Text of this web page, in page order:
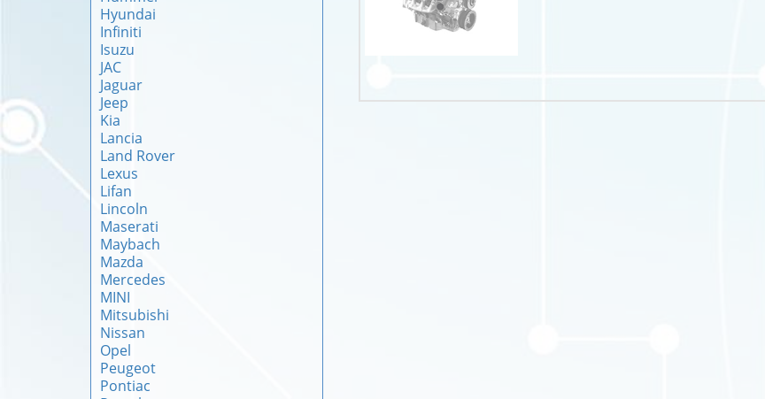
Hyundai
Infiniti
Isuzu
JAC
Jaguar
Jeep
Kia
Lancia
Land Rover
Lexus
Lifan
Lincoln
Maserati
Maybach
Mazda
Mercedes
MINI
Mitsubishi
Nissan
Opel
Peugeot
Pontiac